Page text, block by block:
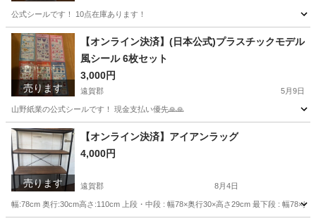
公式シールです！ 10点在庫あります！
福岡 遠賀郡 その他 トムとジェリー
売ります
【オンライン決済】(日本公式)プラスチックモデル
風シール 6枚セット
3,000円
遠賀郡 5月9日
山野紙業の公式シールです！ 現金支払い優先🙏🙏
福岡 遠賀郡 その他 日本
売ります
【オンライン決済】アイアンラッグ
4,000円
遠賀郡 8月4日
幅:78cm 奥行:30cm高さ:110cm 上段・中段 : 幅78×奥行30×高さ29cm 最下段 : 幅78×奥